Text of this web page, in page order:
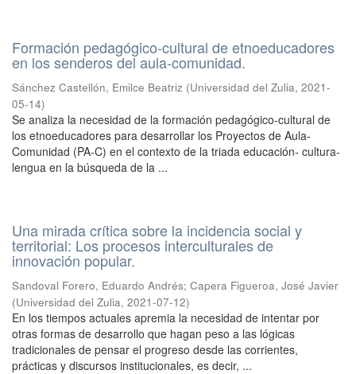
Formación pedagógico-cultural de etnoeducadores
en los senderos del aula-comunidad.
Sánchez Castellón, Emilce Beatriz (Universidad del Zulia, 2021-
05-14)
Se analiza la necesidad de la formación pedagógico-cultural de
los etnoeducadores para desarrollar los Proyectos de Aula-
Comunidad (PA-C) en el contexto de la triada educación- cultura-
lengua en la búsqueda de la ...
Una mirada crítica sobre la incidencia social y
territorial: Los procesos interculturales de
innovación popular.
Sandoval Forero, Eduardo Andrés; Capera Figueroa, José Javier
(Universidad del Zulia, 2021-07-12)
En los tiempos actuales apremia la necesidad de intentar por
otras formas de desarrollo que hagan peso a las lógicas
tradicionales de pensar el progreso desde las corrientes,
prácticas y discursos institucionales, es decir, ...